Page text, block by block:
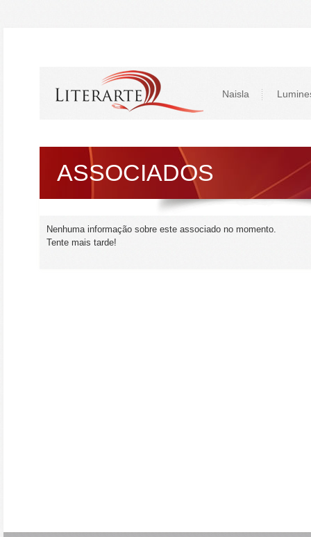
Naisla
ASSOCIADOS
Nenhuma informação sobre este associado no momento.
Tente mais tarde!